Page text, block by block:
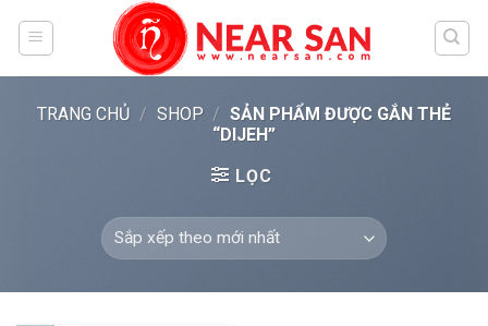
TRANG CHỦ / SHOP / SẢN PHẨM ĐƯỢC GẮN THẺ
“DIJEH”
LỌC